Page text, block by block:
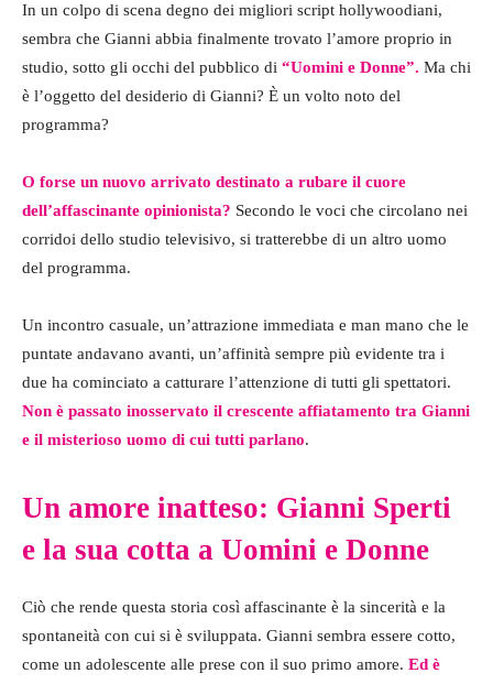
In un colpo di scena degno dei migliori script hollywoodiani,
sembra che Gianni abbia finalmente trovato l’amore proprio in
studio, sotto gli occhi del pubblico di “Uomini e Donne”. Ma chi
è l’oggetto del desiderio di Gianni? È un volto noto del
programma?
O forse un nuovo arrivato destinato a rubare il cuore
dell’affascinante opinionista? Secondo le voci che circolano nei
corridoi dello studio televisivo, si tratterebbe di un altro uomo
del programma.
Un incontro casuale, un’attrazione immediata e man mano che le
puntate andavano avanti, un’affinità sempre più evidente tra i
due ha cominciato a catturare l’attenzione di tutti gli spettatori.
Non è passato inosservato il crescente affiatamento tra Gianni
e il misterioso uomo di cui tutti parlano.
Un amore inatteso: Gianni Sperti
e la sua cotta a Uomini e Donne
Ciò che rende questa storia così affascinante è la sincerità e la
spontaneità con cui si è sviluppata. Gianni sembra essere cotto,
come un adolescente alle prese con il suo primo amore. Ed è